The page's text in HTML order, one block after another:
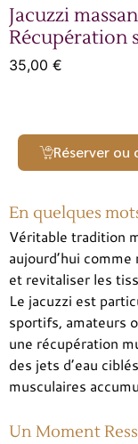
Jacuzzi
Récupération
35,00 €
Réserver
En quelques
Véritable tradition
aujourd’hui
et revitaliser les
Le jacuzzi est
sportifs, amateurs
une récupération
des jets d’eau
musculaires
Un Moment